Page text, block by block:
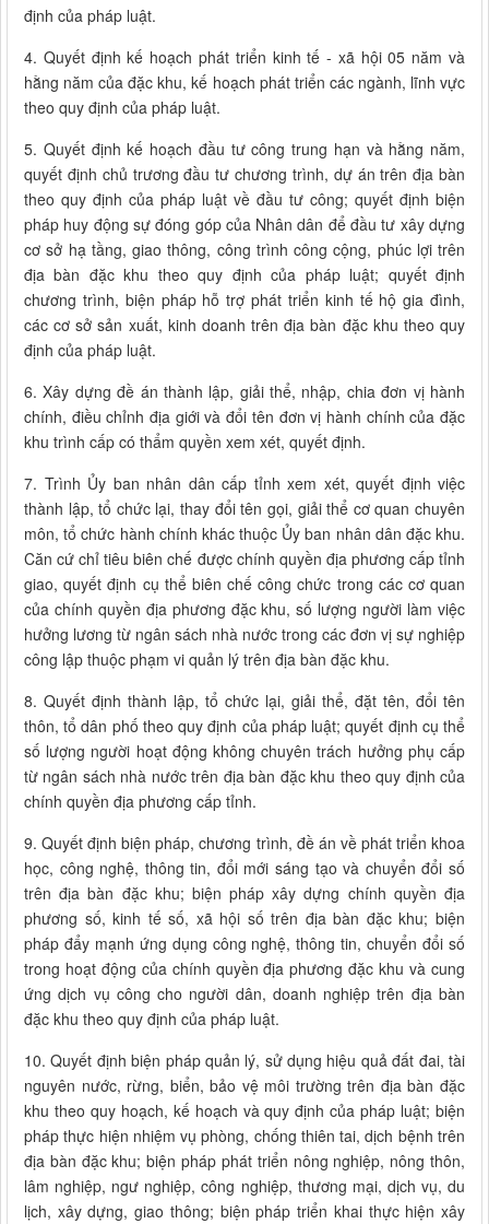
định của pháp luật.
4. Quyết định kế hoạch phát triển kinh tế - xã hội 05 năm và
hằng năm của đặc khu, kế hoạch phát triển các ngành, lĩnh vực
theo quy định của pháp luật.
5. Quyết định kế hoạch đầu tư công trung hạn và hằng năm,
quyết định chủ trương đầu tư chương trình, dự án trên địa bàn
theo quy định của pháp luật về đầu tư công; quyết định biện
pháp huy động sự đóng góp của Nhân dân để đầu tư xây dựng
cơ sở hạ tầng, giao thông, công trình công cộng, phúc lợi trên
địa bàn đặc khu theo quy định của pháp luật; quyết định
chương trình, biện pháp hỗ trợ phát triển kinh tế hộ gia đình,
các cơ sở sản xuất, kinh doanh trên địa bàn đặc khu theo quy
định của pháp luật.
6. Xây dựng đề án thành lập, giải thể, nhập, chia đơn vị hành
chính, điều chỉnh địa giới và đổi tên đơn vị hành chính của đặc
khu trình cấp có thẩm quyền xem xét, quyết định.
7. Trình Ủy ban nhân dân cấp tỉnh xem xét, quyết định việc
thành lập, tổ chức lại, thay đổi tên gọi, giải thể cơ quan chuyên
môn, tổ chức hành chính khác thuộc Ủy ban nhân dân đặc khu.
Căn cứ chỉ tiêu biên chế được chính quyền địa phương cấp tỉnh
giao, quyết định cụ thể biên chế công chức trong các cơ quan
của chính quyền địa phương đặc khu, số lượng người làm việc
hưởng lương từ ngân sách nhà nước trong các đơn vị sự nghiệp
công lập thuộc phạm vi quản lý trên địa bàn đặc khu.
8. Quyết định thành lập, tổ chức lại, giải thể, đặt tên, đổi tên
thôn, tổ dân phố theo quy định của pháp luật; quyết định cụ thể
số lượng người hoạt động không chuyên trách hưởng phụ cấp
từ ngân sách nhà nước trên địa bàn đặc khu theo quy định của
chính quyền địa phương cấp tỉnh.
9. Quyết định biện pháp, chương trình, đề án về phát triển khoa
học, công nghệ, thông tin, đổi mới sáng tạo và chuyển đổi số
trên địa bàn đặc khu; biện pháp xây dựng chính quyền địa
phương số, kinh tế số, xã hội số trên địa bàn đặc khu; biện
pháp đẩy mạnh ứng dụng công nghệ, thông tin, chuyển đổi số
trong hoạt động của chính quyền địa phương đặc khu và cung
ứng dịch vụ công cho người dân, doanh nghiệp trên địa bàn
đặc khu theo quy định của pháp luật.
10. Quyết định biện pháp quản lý, sử dụng hiệu quả đất đai, tài
nguyên nước, rừng, biển, bảo vệ môi trường trên địa bàn đặc
khu theo quy hoạch, kế hoạch và quy định của pháp luật; biện
pháp thực hiện nhiệm vụ phòng, chống thiên tai, dịch bệnh trên
địa bàn đặc khu; biện pháp phát triển nông nghiệp, nông thôn,
lâm nghiệp, ngư nghiệp, công nghiệp, thương mại, dịch vụ, du
lịch, xây dựng, giao thông; biện pháp triển khai thực hiện xây